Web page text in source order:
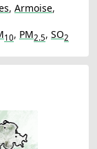
, Armoise,
10, PM2.5, SO2